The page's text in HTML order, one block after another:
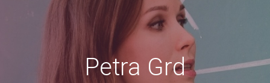
Petra Grd